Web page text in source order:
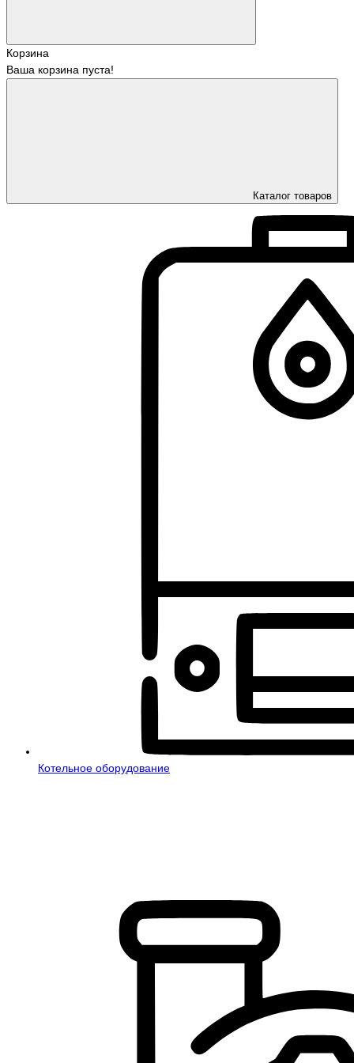
Корзина
Ваша корзина пуста!
Каталог товаров
Котельное оборудование